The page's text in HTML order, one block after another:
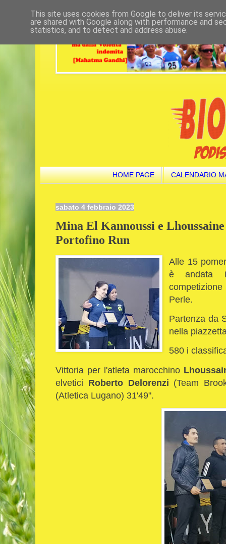
HOME PAGE CALENDARIO
sabato 4 febbraio 2023
Mina El Kannoussi e
Portofino Run
Alle 15
è
Perle.
Partenza da
nella
580 i
Vittoria per l'atleta marocchino
elvetici Roberto Delorenzi (Team
(Atletica Lugano) 31'49".
This site uses cookies from Google to deliver its
are shared with Google along with performance and
statistics, and to detect and address abuse.